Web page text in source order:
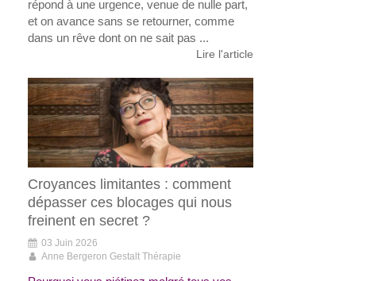
répond à une urgence, venue de nulle part,
et on avance sans se retourner, comme
dans un rêve dont on ne sait pas ...
Lire l'article
Croyances limitantes : comment
dépasser ces blocages qui nous
freinent en secret ?
03 Juin 2026
Anne Bergeron Gestalt Thérapie